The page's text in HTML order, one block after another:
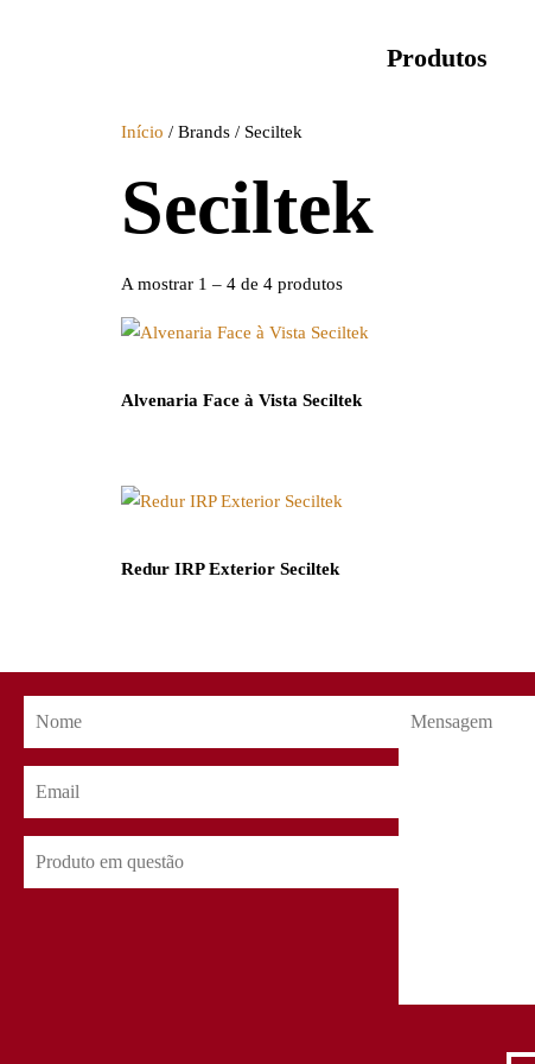
Produtos
Início / Brands / Seciltek
Seciltek
A mostrar 1 – 4 de 4 produtos
Alvenaria Face à Vista Seciltek
Redur IRP Exterior Seciltek